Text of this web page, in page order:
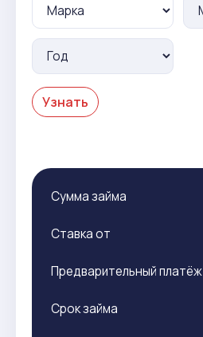
Узнать
Сумма займа
Ставка от
Предварительный платёж
Срок займа